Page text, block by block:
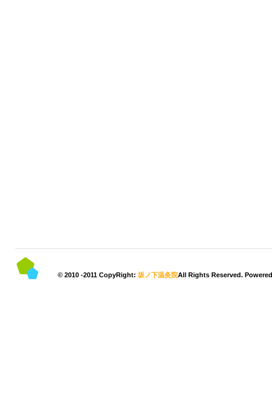
© 2010 -2011 CopyRight: 坂ノ下温灸院All Rights Reserved.